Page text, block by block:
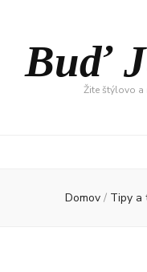
Buď
Žite štýlovo a
Domov / Tipy a